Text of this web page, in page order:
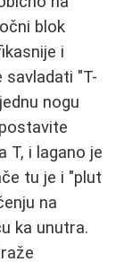
blok
i
savladati "T-
nogu
T, i lagano je
tu je i "plut
na
ka unutra.